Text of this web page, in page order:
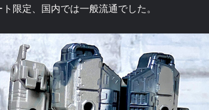
限定、国内では一般流通でした。